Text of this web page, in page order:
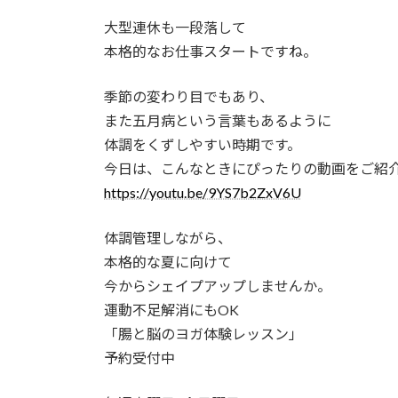
新
日
大型連休も一段落して
本格的なお仕事スタートですね。
季節の変わり目でもあり、
また五月病という言葉もあるように
体調をくずしやすい時期です。
今日は、こんなときにぴったりの動画をご紹
https://youtu.be/9YS7b2ZxV6U
体調管理しながら、
本格的な夏に向けて
今からシェイプアップしませんか。
運動不足解消にもOK
「腸と脳のヨガ体験レッスン」
予約受付中